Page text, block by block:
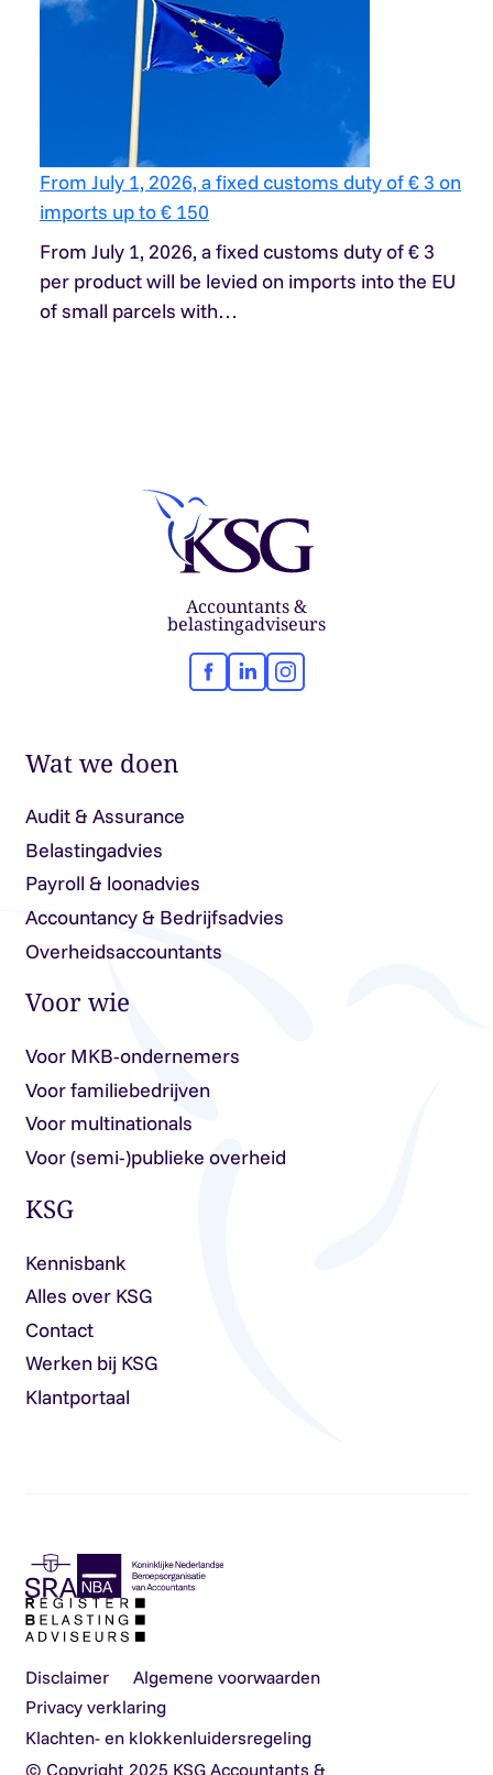
From July 1, 2026, a fixed customs duty of € 3 on
imports up to € 150
From July 1, 2026, a fixed customs duty of € 3
per product will be levied on imports into the EU
of small parcels with…
Accountants &
belastingadviseurs
Facebook
LinkedInInstagram
Wat we doen
Audit & Assurance
Belastingadvies
Payroll & loonadvies
Accountancy & Bedrijfsadvies
Overheidsaccountants
Voor wie
Voor MKB-ondernemers
Voor familiebedrijven
Voor multinationals
Voor (semi-)publieke overheid
KSG
Kennisbank
Alles over KSG
Contact
Werken bij KSG
Klantportaal
Disclaimer
Algemene voorwaarden
Privacy verklaring
Klachten- en klokkenluidersregeling
© Copyright 2025 KSG Accountants &